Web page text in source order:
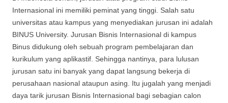
Internasional ini memiliki peminat yang tinggi. Salah satu
universitas atau kampus yang menyediakan jurusan ini adalah
BINUS University. Jurusan Bisnis Internasional di kampus
Binus didukung oleh sebuah program pembelajaran dan
kurikulum yang aplikastif. Sehingga nantinya, para lulusan
jurusan satu ini banyak yang dapat langsung bekerja di
perusahaan nasional ataupun asing. Itu jugalah yang menjadi
daya tarik jurusan Bisnis Internasional bagi sebagian calon